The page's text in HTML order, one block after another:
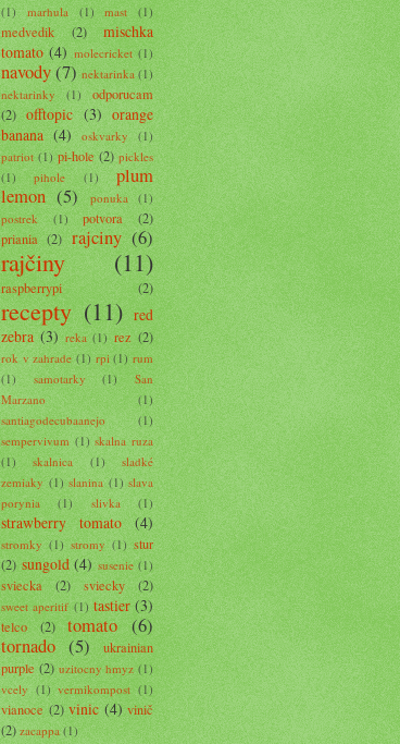
(1)
marhula (1) mast (1)
medvedik (2)
mischka
tomato (4) molecricket (1)
navody(7) nektarinka (1)
nektarinky
(1)
odporucam
(2) offtopic (3) orange
banana (4) oskvarky (1)
patriot (1) pi-hole (2) pickles
(1)
pihole (1)
plum
lemon (5) ponuka
(1)
postrek
(1) potvora
(2)
priania (2) rajciny (6)
rajčiny (11)
raspberrypi (2)
recepty (11) red
zebra (3) reka (1) rez (2)
rok v zahrade (1) rpi (1) rum
(1)
samotarky (1)
San
Marzano
(1)
santiagodecubaanejo
(1)
sempervivum (1) skalna ruza
(1)
skalnica (1)
sladké
zemiaky (1) slanina (1) slava
porynia
(1) slivka (1)
strawberry tomato (4)
stromky (1) stromy (1) stur
(2) sungold (4) susenie (1)
sviecka (2) sviecky (2)
sweet aperitif (1) tastier (3)
telco (2) tomato (6)
tornado (5)
ukrainian
purple (2) uzitocny hmyz (1)
vcely (1) vermikompost (1)
vianoce (2) vinic (4) vinič
(2) zacappa (1)